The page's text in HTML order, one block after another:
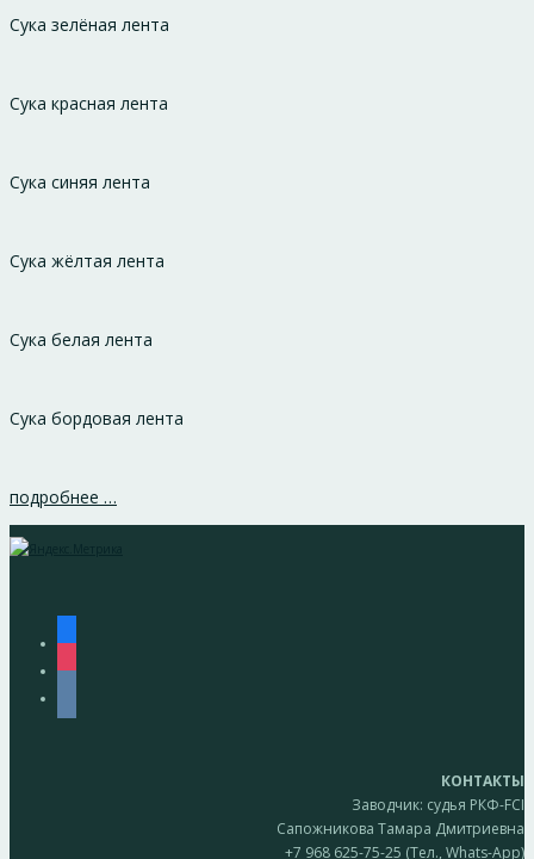
Сука зелёная лента
Сука красная лента
Сука синяя лента
Сука жёлтая лента
Сука белая лента
Сука бордовая лента
подробнее …
КОНТАКТЫ
Заводчик: судья РКФ-FCI
Сапожникова Тамара Дмитриевна
+7 968 625-75-25 (Тел., Whats-App)